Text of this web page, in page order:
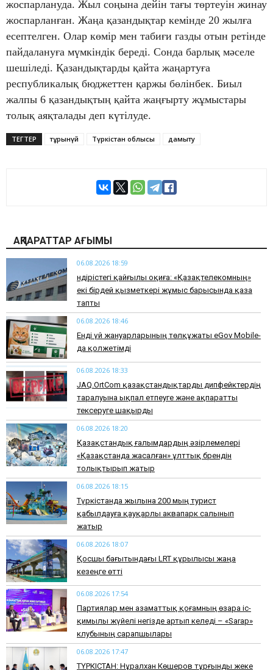
жоспарлануда. Жыл соңына дейін тағы төртеуін жинау
жоспарланған. Жаңа қазандықтар кемінде 20 жылға
есептелген. Олар көмір мен табиғи газды отын ретінде
пайдалануға мүмкіндік береді. Сонда барлық мәселе
шешіледі. Қазандықтарды қайта жаңартуға
республикалық бюджеттен қаржы бөлінбек. Биыл
жалпы 6 қазандықтың қайта жаңғырту жұмыстары
толық аяқталады деп күтілуде.
ТЕГТЕР тұрғынүй Түркістан облысы дамыту
АҚПАРАТТАР АҒЫМЫ
06.08.2026 18:59
Өндірістегі қайғылы оқиға: «Қазақтелекомның»
екі бірдей қызметкері жұмыс барысында қаза
тапты
06.08.2026 18:46
Енді үй жануарларының төлқұжаты eGov Mobile-
да қолжетімді
06.08.2026 18:33
JAQ.OrtCom қазақстандықтарды дипфейктердің
таралуына ықпал етпеуге және ақпаратты
тексеруге шақырды
06.08.2026 18:20
Қазақстандық ғалымдардың әзірлемелері
«Қазақстанда жасалған» ұлттық брендін
толықтырып жатыр
06.08.2026 18:15
Түркістанда жылына 200 мың турист
қабылдауға қауқарлы аквапарк салынып
жатыр
06.08.2026 18:07
Қосшы бағытындағы LRT құрылысы жаңа
кезеңге өтті
06.08.2026 17:54
Партиялар мен азаматтық қоғамның өзара іс-
қимылы жүйелі негізде артып келеді – «Sarap»
клубының сарапшылары
06.08.2026 17:47
ТҮРКІСТАН: Нұралхан Көшеров тұрғынды жеке